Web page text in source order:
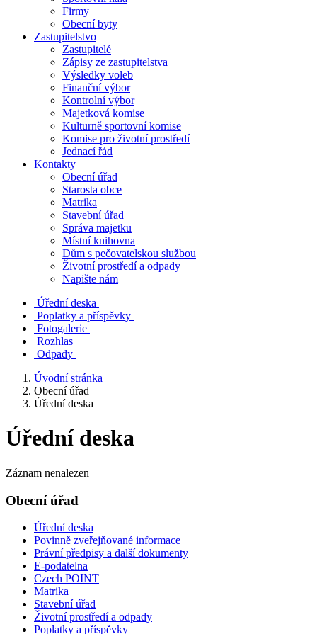
Firmy
Obecní byty
Zastupitelstvo
Zastupitelé
Zápisy ze zastupitelstva
Výsledky voleb
Finanční výbor
Kontrolní výbor
Majetková komise
Kulturně sportovní komise
Komise pro životní prostředí
Jednací řád
Kontakty
Obecní úřad
Starosta obce
Matrika
Stavební úřad
Správa majetku
Místní knihovna
Dům s pečovatelskou službou
Životní prostředí a odpady
Napište nám
Úřední deska
Poplatky a příspěvky
Fotogalerie
Rozhlas
Odpady
Úvodní stránka
Obecní úřad
Úřední deska
Úřední deska
Záznam nenalezen
Obecní úřad
Úřední deska
Povinně zveřejňované informace
Právní předpisy a další dokumenty
E-podatelna
Czech POINT
Matrika
Stavební úřad
Životní prostředí a odpady
Poplatky a příspěvky